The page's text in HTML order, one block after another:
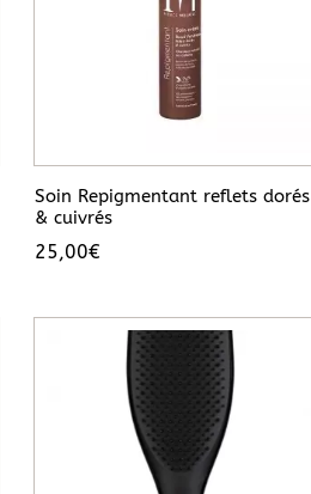
Soin Repigmentant reflets dorés
& cuivrés
25,00€